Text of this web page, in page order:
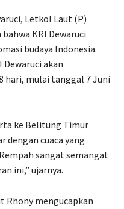
Letkol Laut (P)
KRI Dewaruci
budaya Indonesia.
Dewaruci akan
hari, mulai tanggal 7 Juni
ke Belitung Timur
dengan cuaca yang
sangat semangat
ini,” ujarnya.
Rhony mengucapkan